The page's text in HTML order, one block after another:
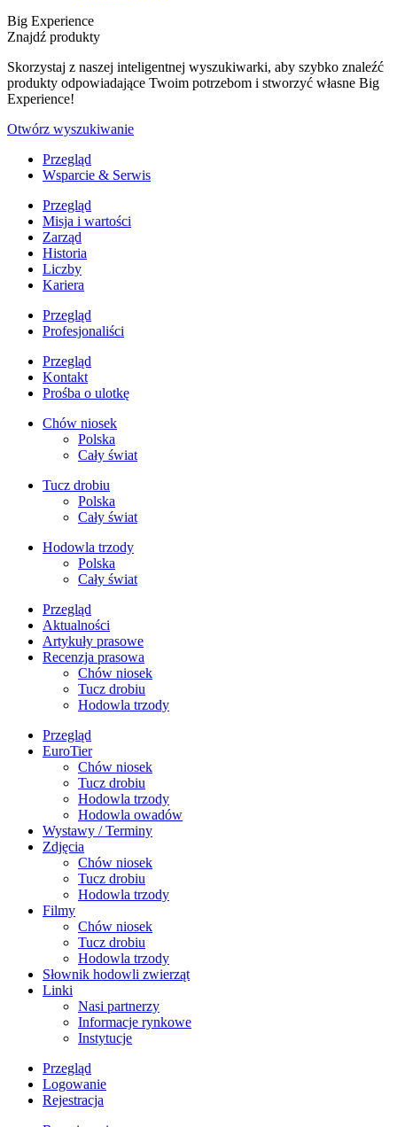
Big Experience
Znajdź produkty
Skorzystaj z naszej inteligentnej wyszukiwarki, aby szybko znaleźć
produkty odpowiadające Twoim potrzebom i stworzyć własne Big
Experience!
Otwórz wyszukiwanie
Przegląd
Wsparcie & Serwis
Przegląd
Misja i wartości
Zarząd
Historia
Liczby
Kariera
Przegląd
Profesjonaliści
Przegląd
Kontakt
Prośba o ulotkę
Chów niosek
Polska
Cały świat
Tucz drobiu
Polska
Cały świat
Hodowla trzody
Polska
Cały świat
Przegląd
Aktualności
Artykuły prasowe
Recenzja prasowa
Chów niosek
Tucz drobiu
Hodowla trzody
Przegląd
EuroTier
Chów niosek
Tucz drobiu
Hodowla trzody
Hodowla owadów
Wystawy / Terminy
Zdjęcia
Chów niosek
Tucz drobiu
Hodowla trzody
Filmy
Chów niosek
Tucz drobiu
Hodowla trzody
Słownik hodowli zwierząt
Linki
Nasi partnerzy
Informacje rynkowe
Instytucje
Przegląd
Logowanie
Rejestracja